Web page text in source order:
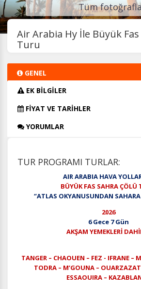
Tüm
Air Arabia Hy İle Büyük
Turu
GENEL
EK BİLGİLER
FİYAT VE TARİHLER
YORUMLAR
TUR PROGRAMI TURLAR:
AIR ARABIA HAVA
BÜYÜK FAS SAHRA ÇÖLÜ
‘’ATLAS OKYANUSUNDAN SAHARA
2026
6 Gece 7 Gün
AKŞAM YEMEKLERİ
TANGER – CHAOUEN – FEZ - IFRANE –
TODRA – M’GOUNA –
ESSAOUIRA –